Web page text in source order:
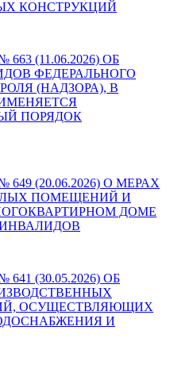
КОНСТРУКЦИЙ
663 (11.06.2026) ОБ
ФЕДЕРАЛЬНОГО
(НАДЗОРА), В
ПОРЯДОК
№ 649 (20.06.2026) О МЕРАХ
ПОМЕЩЕНИЙ И
ДОМЕ
641 (30.05.2026) ОБ
ОСУЩЕСТВЛЯЮЩИХ
И